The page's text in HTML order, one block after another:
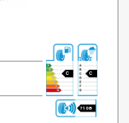
C C
71 DB